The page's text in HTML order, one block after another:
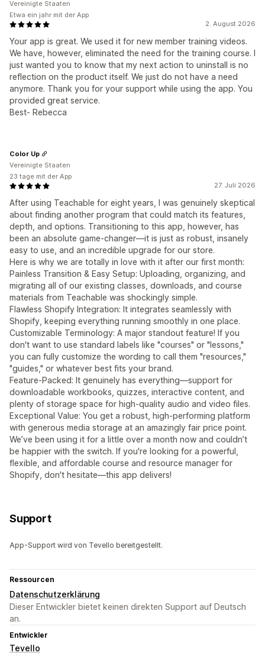
2. August 2026
Your app is great. We used it for new member training videos.
We have, however, eliminated the need for the training course. I
just wanted you to know that my next action to uninstall is no
reflection on the product itself. We just do not have a need
anymore. Thank you for your support while using the app. You
provided great service.
Best- Rebecca
Vereinigte Staaten
Etwa ein jahr mit der App
27. Juli 2026
After using Teachable for eight years, I was genuinely skeptical
about finding another program that could match its features,
depth, and options. Transitioning to this app, however, has
been an absolute game-changer—it is just as robust, insanely
easy to use, and an incredible upgrade for our store.
Here is why we are totally in love with it after our first month:
Painless Transition & Easy Setup: Uploading, organizing, and
migrating all of our existing classes, downloads, and course
materials from Teachable was shockingly simple.
Flawless Shopify Integration: It integrates seamlessly with
Shopify, keeping everything running smoothly in one place.
Customizable Terminology: A major standout feature! If you
don't want to use standard labels like "courses" or "lessons,"
you can fully customize the wording to call them "resources,"
"guides," or whatever best fits your brand.
Feature-Packed: It genuinely has everything—support for
downloadable workbooks, quizzes, interactive content, and
plenty of storage space for high-quality audio and video files.
Exceptional Value: You get a robust, high-performing platform
with generous media storage at an amazingly fair price point.
We’ve been using it for a little over a month now and couldn’t
be happier with the switch. If you're looking for a powerful,
flexible, and affordable course and resource manager for
Shopify, don't hesitate—this app delivers!
Color Up
Vereinigte Staaten
23 tage mit der App
Support
App-Support wird von Tevello bereitgestellt.
Ressourcen
Datenschutzerklärung
Dieser Entwickler bietet keinen direkten Support auf Deutsch
an.
Entwickler
Tevello